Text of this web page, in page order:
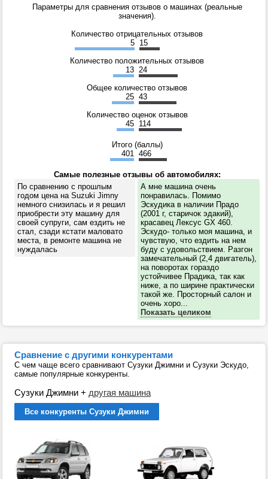
Параметры для сравнения отзывов о машинах (реальные
значения).
Количество отрицательных отзывов
5 15
Количество положительных отзывов
13 24
Общее количество отзывов
25 43
Количество оценок отзывов
45 114
Итого (баллы)
401 466
Самые полезные отзывы об автомобилях:
По сравнению с прошлым
годом цена на Suzuki Jimny
немного снизилась и я решил
приобрести эту машину для
своей супруги, сам ездить не
стал, сзади кстати маловато
места, в ремонте машина не
нуждалась
А мне машина очень
понравилась. Помимо
Эскудика в наличии Прадо
(2001 г, старичок эдакий),
красавец Лексус GX 460.
Эскудо- только моя машина, и
чувствую, что ездить на нем
буду с удовольствием. Разгон
замечательный (2,4 двигатель),
на поворотах гораздо
устойчивее Прадика, так как
ниже, а по ширине практически
такой же. Просторный салон и
очень хоро...
Показать целиком
Сравнение с другими конкурентами
С чем чаще всего сравнивают Сузуки Джимни и Сузуки Эскудо,
самые популярные конкуренты.
Сузуки Джимни + другая машина
Все конкуренты Сузуки Джимни